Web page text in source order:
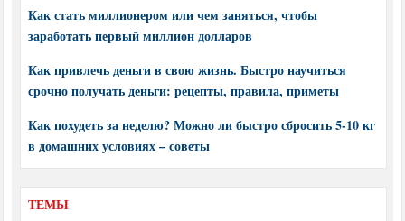
Как стать миллионером или чем заняться, чтобы
заработать первый миллион долларов
Как привлечь деньги в свою жизнь. Быстро научиться
срочно получать деньги: рецепты, правила, приметы
Как похудеть за неделю? Можно ли быстро сбросить 5-10 кг
в домашних условиях – советы
ТЕМЫ